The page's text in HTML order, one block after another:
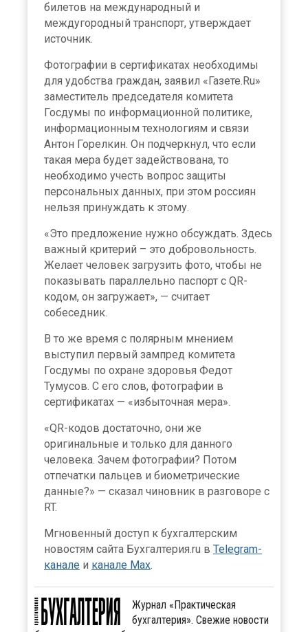
билетов на международный и
междугородный транспорт, утверждает
источник.
Фотографии в сертификатах необходимы
для удобства граждан, заявил «Газете.Ru»
заместитель председателя комитета
Госдумы по информационной политике,
информационным технологиям и связи
Антон Горелкин. Он подчеркнул, что если
такая мера будет задействована, то
необходимо учесть вопрос защиты
персональных данных, при этом россиян
нельзя принуждать к этому.
«Это предложение нужно обсуждать. Здесь
важный критерий – это добровольность.
Желает человек загрузить фото, чтобы не
показывать параллельно паспорт с QR-
кодом, он загружает», — считает
собеседник.
В то же время с полярным мнением
выступил первый зампред комитета
Госдумы по охране здоровья Федот
Тумусов. С его слов, фотографии в
сертификатах — «избыточная мера».
«QR-кодов достаточно, они же
оригинальные и только для данного
человека. Зачем фотографии? Потом
отпечатки пальцев и биометрические
данные?» — сказал чиновник в разговоре с
RT.
Мгновенный доступ к бухгалтерским
новостям сайта Бухгалтерия.ru в Telegram-
канале и канале Max.
Журнал «Практическая
бухгалтерия». Свежие новости